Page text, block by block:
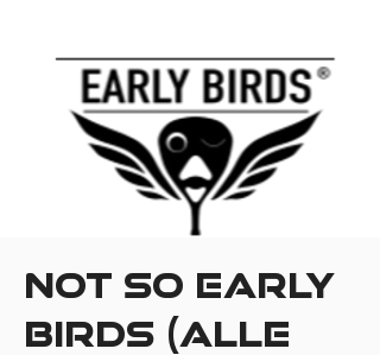
NOT SO EARLY
BIRDS (ALLE